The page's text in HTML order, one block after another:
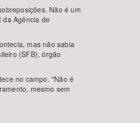
Não é um
da Agência de
mas não sabia
(SFB), órgão
no campo. "Não é
mesmo sem